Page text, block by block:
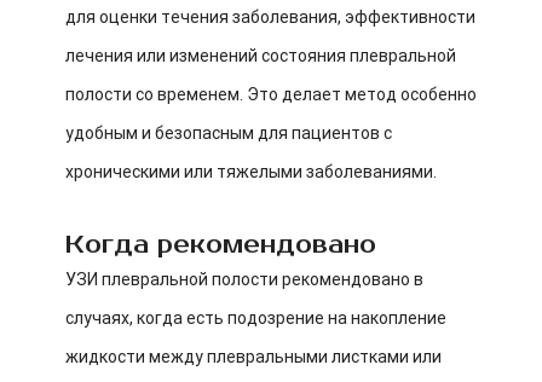
для оценки течения заболевания, эффективности
лечения или изменений состояния плевральной
полости со временем. Это делает метод особенно
удобным и безопасным для пациентов с
хроническими или тяжелыми заболеваниями.
Когда рекомендовано
УЗИ плевральной полости рекомендовано в
случаях, когда есть подозрение на накопление
жидкости между плевральными листками или